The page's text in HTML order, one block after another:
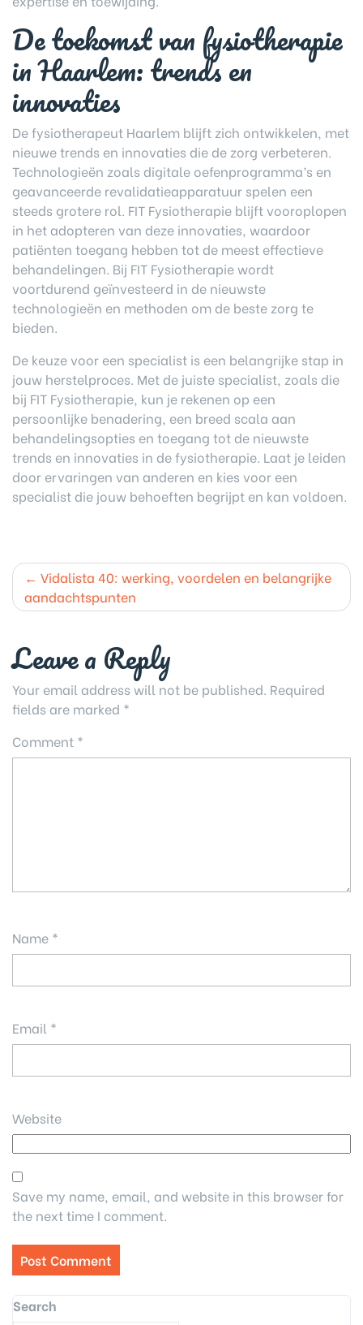
De toekomst van fysiotherapie
in Haarlem: trends en
innovaties
De fysiotherapeut Haarlem blijft zich ontwikkelen, met
nieuwe trends en innovaties die de zorg verbeteren.
Technologieën zoals digitale oefenprogramma’s en
geavanceerde revalidatieapparatuur spelen een
steeds grotere rol. FIT Fysiotherapie blijft vooroplopen
in het adopteren van deze innovaties, waardoor
patiënten toegang hebben tot de meest effectieve
behandelingen. Bij FIT Fysiotherapie wordt
voortdurend geïnvesteerd in de nieuwste
technologieën en methoden om de beste zorg te
bieden.
De keuze voor een specialist is een belangrijke stap in
jouw herstelproces. Met de juiste specialist, zoals die
bij FIT Fysiotherapie, kun je rekenen op een
persoonlijke benadering, een breed scala aan
behandelingsopties en toegang tot de nieuwste
trends en innovaties in de fysiotherapie. Laat je leiden
door ervaringen van anderen en kies voor een
specialist die jouw behoeften begrijpt en kan voldoen.
Post
navigation
Vidalista 40: werking, voordelen en belangrijke
aandachtspunten
Leave a Reply
Your email address will not be published. Required
fields are marked *
Comment *
Name *
Email *
Website
Save my name, email, and website in this browser for
the next time I comment.
Search